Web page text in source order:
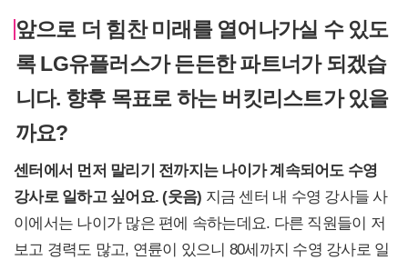
앞으로 더 힘찬 미래를 열어나가실 수 있도
록 LG유플러스가 든든한 파트너가 되겠습
니다. 향후 목표로 하는 버킷리스트가 있을
까요?
센터에서 먼저 말리기 전까지는 나이가 계속되어도 수영
강사로 일하고 싶어요. (웃음) 지금 센터 내 수영 강사들 사
이에서는 나이가 많은 편에 속하는데요. 다른 직원들이 저
보고 경력도 많고, 연륜이 있으니 80세까지 수영 강사로 일